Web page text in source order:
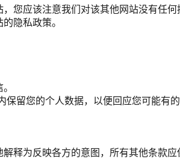
您应该注意我们对该其他网站没有任
隐私政策。
留您的个人数据，以便回应您可能有的
释为反映各方的意图，所有其他条款应